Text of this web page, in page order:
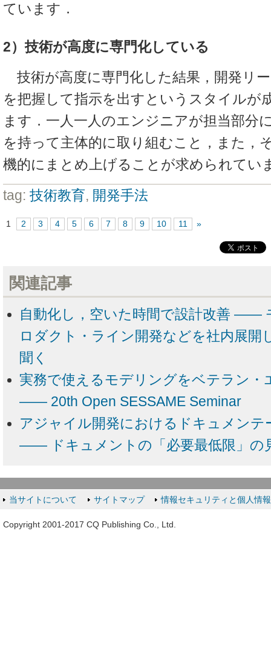
ています．
2）技術が高度に専門化している
技術が高度に専門化した結果，開発リ
を把握して指示を出すというスタイルが
ます．一人一人のエンジニアが担当部分
を持って主体的に取り組むこと，また，
機的にまとめ上げることが求められてい
tag: 技術教育, 開発手法
1 2 3 4 5 6 7 8 9 10 11 »
関連記事
自動化し，空いた時間で設計改善 ――
ロダクト・ライン開発などを社内展開
聞く
実務で使えるモデリングをベテラン・
―― 20th Open SESSAME Seminar
アジャイル開発におけるドキュメンテ
―― ドキュメントの「必要最低限」の
当サイトについて サイトマップ 情報セキュリティと個人情
Copyright 2001-2017 CQ Publishing Co., Ltd.